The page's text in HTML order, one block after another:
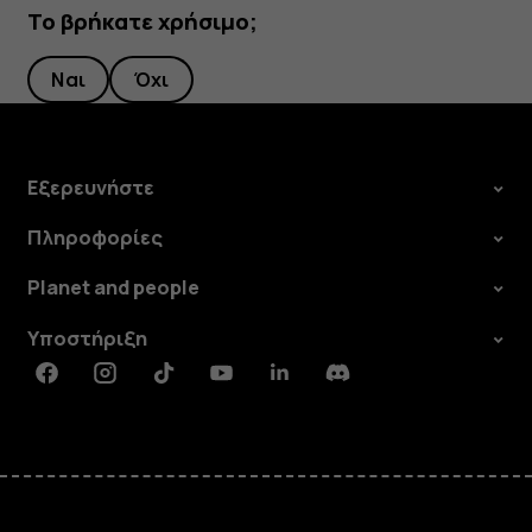
Το βρήκατε χρήσιμο;
Ναι Όχι
Εξερευνήστε
Πληροφορίες
Planet and people
Υποστήριξη
FacebookInstagramTiktokYoutubeLinkedinDiscord